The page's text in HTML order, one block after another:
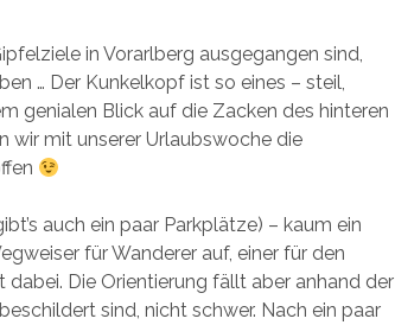
in Vorarlberg ausgegangen sind,
… Der Kunkelkopf ist so eines – steil,
genialen Blick auf die Zacken des hinteren
wir mit unserer Urlaubswoche die
auch ein paar Parkplätze) – kaum ein
für Wanderer auf, einer für den
Die Orientierung fällt aber anhand der
sind, nicht schwer. Nach ein paar